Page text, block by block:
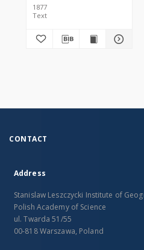
1877
Text
CONTACT
Address
Stanislaw Leszczycki Institute of
Polish Academy of Science
ul. Twarda 51/55
00-818 Warszawa, Poland